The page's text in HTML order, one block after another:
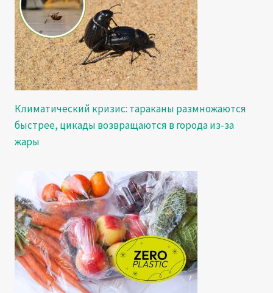
Климатический кризис: тараканы размножаются
быстрее, цикады возвращаются в города из-за
жары